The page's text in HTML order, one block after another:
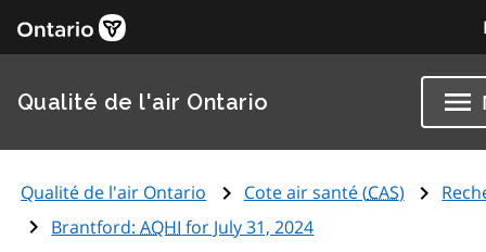
Qualité de l'air Ontario
Qualité de l'air Ontario Cote air santé (CAS)
Brantford:AQHI for July 31, 2024